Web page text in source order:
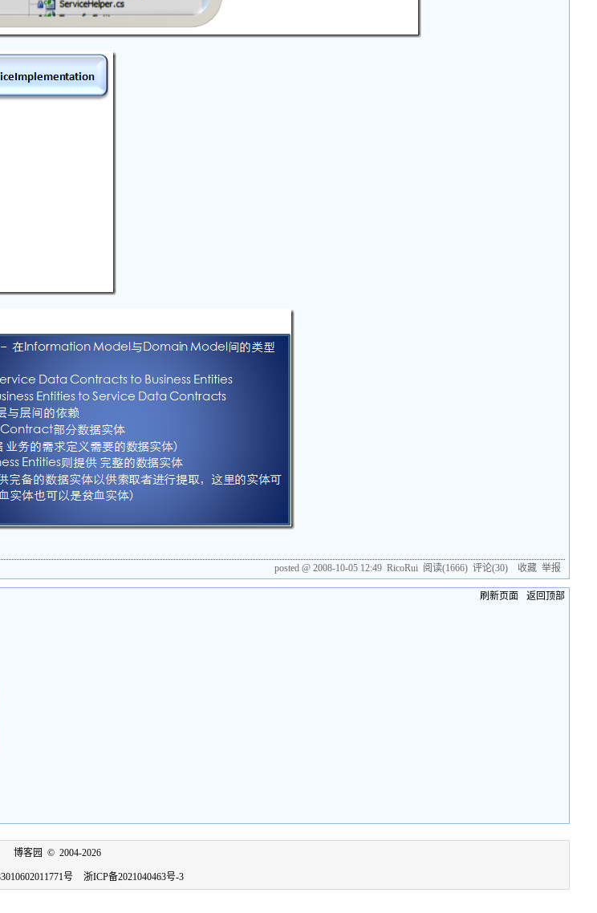
posted @2008-10-05 12:49 RicoRui 阅读(1666) 评论(30) 收藏 举报
刷新页面 返回顶部
博客园 © 2004-2026
号 浙ICP备2021040463号-3